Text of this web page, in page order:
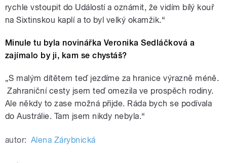
rychle vstoupit do Událostí a oznámit, že vidím bílý kouř
na Sixtinskou kaplí a to byl velký okamžik.“
Minule tu byla novinářka Veronika Sedláčková a
zajímalo by ji, kam se chystáš?
„S malým dítětem teď jezdíme za hranice výrazně méně.
Zahraniční cesty jsem teď omezila ve prospěch rodiny.
Ale někdy to zase možná přijde. Ráda bych se podívala
do Austrálie. Tam jsem nikdy nebyla.“
autor: Alena Zárybnická